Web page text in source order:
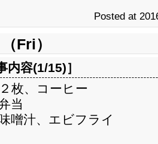
Posted at
Fri）
内容(1/15)］
枚、コーヒー
当
噌汁、エビフライ